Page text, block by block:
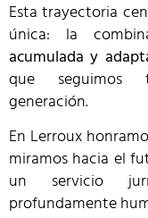
Esta trayectoria
única: la
acumulada y
que seguimos
generación.
En Lerroux
miramos hacia el
un servicio
profundamente